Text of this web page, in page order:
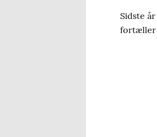
Sidste
fortæller